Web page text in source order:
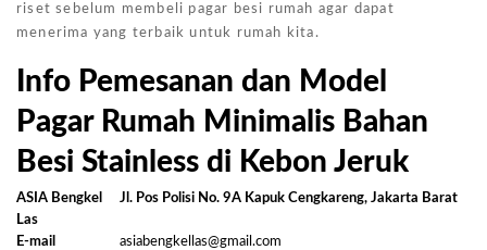
riset sebelum membeli pagar besi rumah agar dapat
menerima yang terbaik untuk rumah kita.
Info Pemesanan dan Model
Pagar Rumah Minimalis Bahan
Besi Stainless di Kebon Jeruk
ASIA Bengkel
Las
Jl. Pos Polisi No. 9A Kapuk Cengkareng, Jakarta Barat
E-mail
asiabengkellas@gmail.com